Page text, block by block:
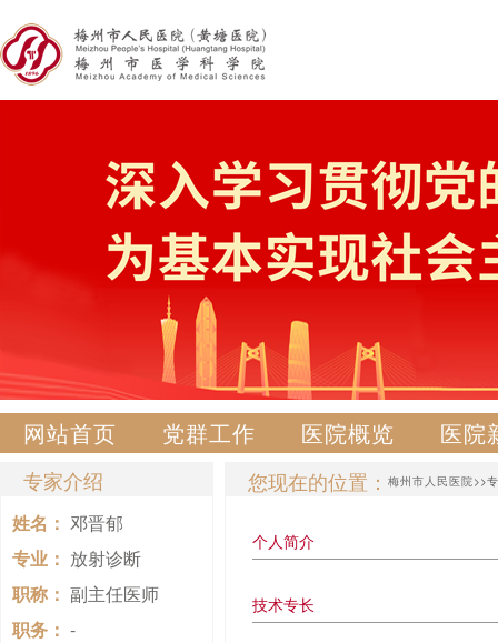
网站首页 党群工作 医院概览 医院
专家介绍
姓名： 邓晋郁
专业： 放射诊断
职称： 副主任医师
职务： -
您现在的位置： 梅州市人民医院>>
个人简介
技术专长